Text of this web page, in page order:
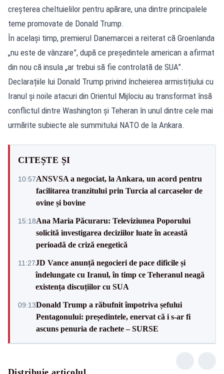
creșterea cheltuielilor pentru apărare, una dintre principalele
teme promovate de Donald Trump.
În același timp, premierul Danemarcei a reiterat că Groenlanda
„nu este de vânzare”, după ce președintele american a afirmat
din nou că insula „ar trebui să fie controlată de SUA”.
Declarațiile lui Donald Trump privind încheierea armistițiului cu
Iranul și noile atacuri din Orientul Mijlociu au transformat însă
conflictul dintre Washington și Teheran în unul dintre cele mai
urmărite subiecte ale summitului NATO de la Ankara.
CITEȘTE ȘI
10:57ANSVSA a negociat, la Ankara, un acord pentru
facilitarea tranzitului prin Turcia al carcaselor de
ovine și bovine
15:18Ana Maria Păcuraru: Televiziunea Poporului
solicită investigarea deciziilor luate în această
perioadă de criză enegetică
11:27JD Vance anunță negocieri de pace dificile și
îndelungate cu Iranul, în timp ce Teheranul neagă
existența discuțiilor cu SUA
09:13Donald Trump a răbufnit împotriva șefului
Pentagonului: președintele, enervat că i s-ar fi
ascuns penuria de rachete – SURSE
Distribuie articolul